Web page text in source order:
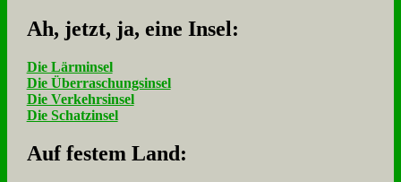
Ah, jetzt, ja, ei­ne In­sel:
Die Lärminsel
Die Überraschungsinsel
Die Verkehrsinsel
Die Schatzinsel
Auf fe­stem Land: